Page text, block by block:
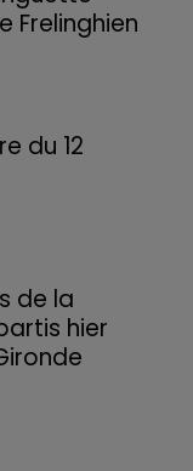
Frelinghien
du 12
de la
hier